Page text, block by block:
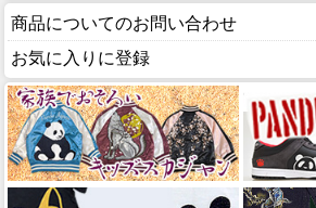
商品についてのお問い合わせ
お気に入りに登録